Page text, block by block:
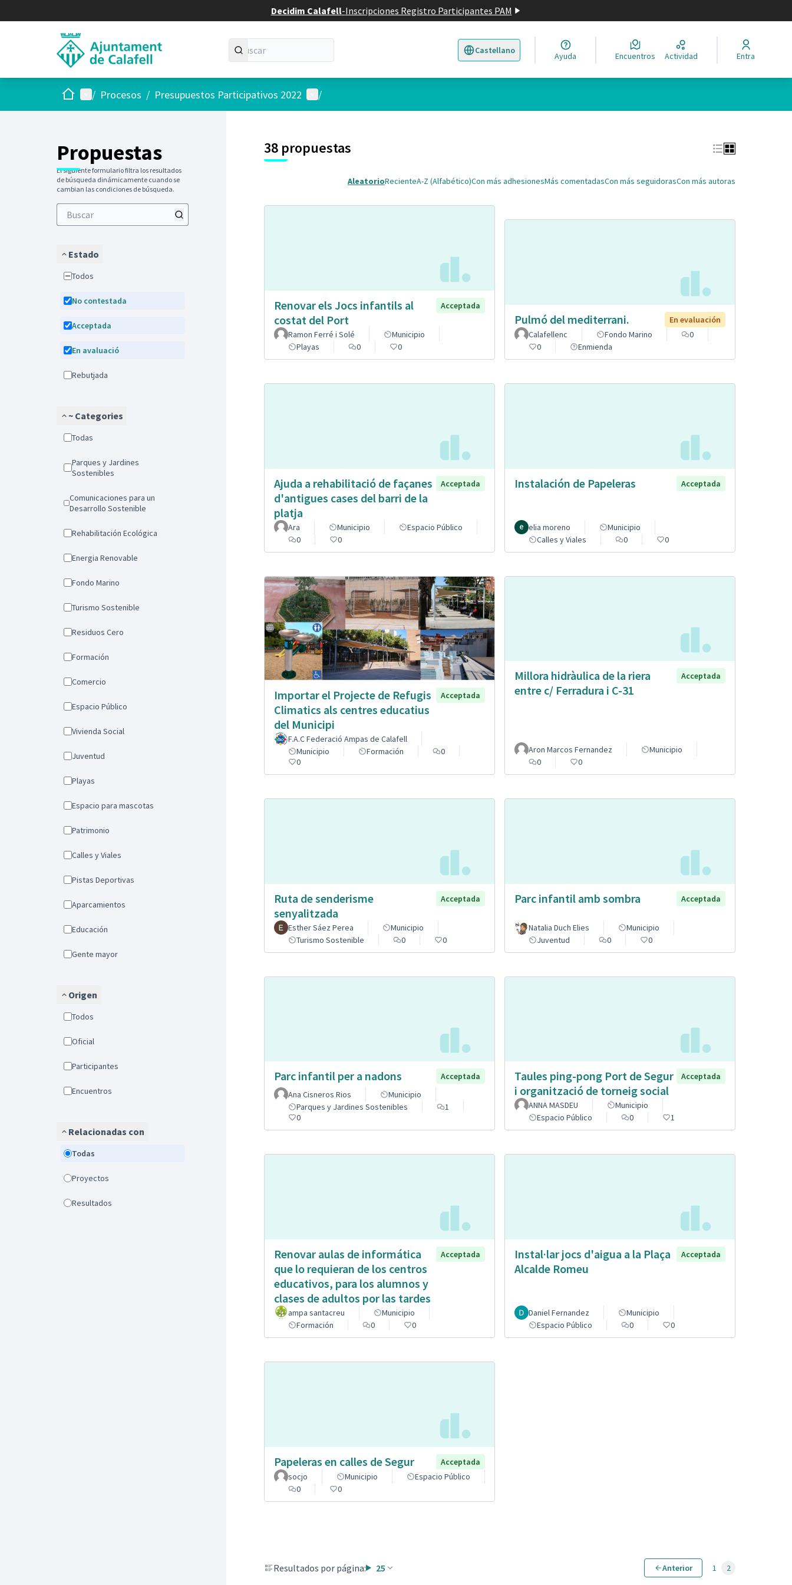
Decidim Calafell-Inscripciones Registro Participantes PAM
Castellano
Triar la llengua Elegir el idioma
Ayuda Encuentros Actividad Entra
InicioMenú principal
/ Procesos / Presupuestos Participativos 2022 Menú de usuario
/
Propuestas
El siguiente formulario filtra los resultados
de búsqueda dinámicamente cuando se
cambian las condiciones de búsqueda.
Estado
Todos
No contestada
Acceptada
En avaluació
Rebutjada
~ Categories
Todas
Parques y Jardines
Sostenibles
Comunicaciones para un
Desarrollo Sostenible
Rehabilitación Ecológica
Energia Renovable
Fondo Marino
Turismo Sostenible
Residuos Cero
Formación
Comercio
Espacio Público
Vivienda Social
Juventud
Playas
Espacio para mascotas
Patrimonio
Calles y Viales
Pistas Deportivas
Aparcamientos
Educación
Gente mayor
Origen
Todos
Oficial
Participantes
Encuentros
Relacionadas con
Todas
Proyectos
Resultados
38 propuestas
AleatorioRecienteA-Z (Alfabético)Con más adhesionesMás comentadasCon más seguidorasCon más autoras
Renovar els Jocs infantils al
costat del Port
Acceptada
Ramon Ferré i Solé
Municipio
Playas
0 0
Pulmó del mediterrani.
En evaluación
Calafellenc
Fondo Marino
0
0
Enmienda
Ajuda a rehabilitació de façanes
d'antigues cases del barri de la
platja
Acceptada
Ara Municipio
Espacio Público
0
0
Instalación de Papeleras Acceptada
elia moreno
Municipio
Calles y Viales
0 0
Importar el Projecte de Refugis
Climatics als centres educatius
del Municipi
Acceptada
F.A.C Federació Ampas de Calafell
Municipio
Formación
0
0
Millora hidràulica de la riera
entre c/ Ferradura i C-31
Acceptada
Aron Marcos Fernandez
Municipio
0
0
Ruta de senderisme
senyalitzada
Acceptada
Esther Sáez Perea
Municipio
Turismo Sostenible
0 0
Parc infantil amb sombra Acceptada
Natalia Duch Elies
Municipio
Juventud
0 0
Parc infantil per a nadons
Acceptada
Ana Cisneros Rios
Municipio
Parques y Jardines Sostenibles
1
0
Taules ping-pong Port de Segur
i organització de torneig social
Acceptada
ANNA MASDEU
Municipio
Espacio Público
0 1
Renovar aulas de informática
que lo requieran de los centros
educativos, para los alumnos y
clases de adultos por las tardes
Acceptada
ampa santacreu
Municipio
Formación
0 0
Instal·lar jocs d'aigua a la Plaça
Alcalde Romeu
Acceptada
Daniel Fernandez
Municipio
Espacio Público
0 0
Papeleras en calles de Segur
Acceptada
socjo
Municipio
Espacio Público
0
0
Resultados por página: 25 Anterior 1 2